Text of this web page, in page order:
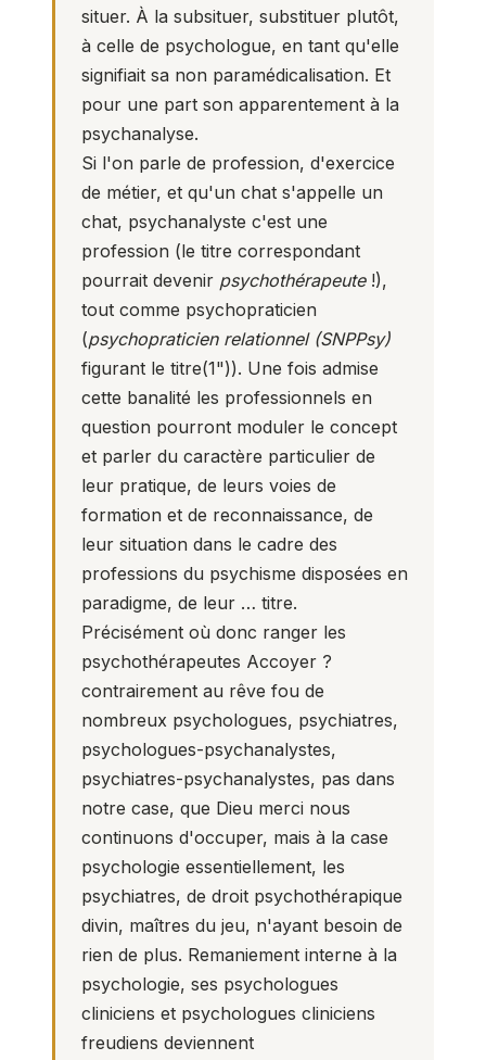
situer. À la subsituer, substituer plutôt,
à celle de psychologue, en tant qu'elle
signifiait sa non paramédicalisation. Et
pour une part son apparentement à la
psychanalyse.
Si l'on parle de profession, d'exercice
de métier, et qu'un chat s'appelle un
chat, psychanalyste c'est une
profession (le titre correspondant
pourrait devenir psychothérapeute!),
tout comme psychopraticien
(psychopraticien relationnel (SNPPsy)
figurant le titre(1")). Une fois admise
cette banalité les professionnels en
question pourront moduler le concept
et parler du caractère particulier de
leur pratique, de leurs voies de
formation et de reconnaissance, de
leur situation dans le cadre des
professions du psychisme disposées en
paradigme, de leur … titre.
Précisément où donc ranger les
psychothérapeutes Accoyer ?
contrairement au rêve fou de
nombreux psychologues, psychiatres,
psychologues-psychanalystes,
psychiatres-psychanalystes, pas dans
notre case, que Dieu merci nous
continuons d'occuper, mais à la case
psychologie essentiellement, les
psychiatres, de droit psychothérapique
divin, maîtres du jeu, n'ayant besoin de
rien de plus. Remaniement interne à la
psychologie, ses psychologues
cliniciens et psychologues cliniciens
freudiens deviennent